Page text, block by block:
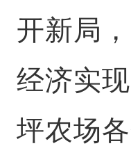
开新局
经济实
坪农场